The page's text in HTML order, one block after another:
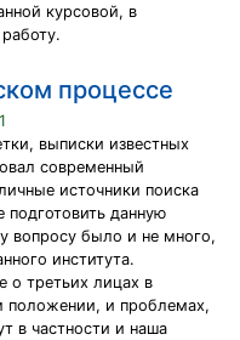
курсовой, в
процессе
выписки известных
современный
источники поиска
данную
вопросу было и не много,
института.
о третьих лицах в
положении, и проблемах,
в частности и наша